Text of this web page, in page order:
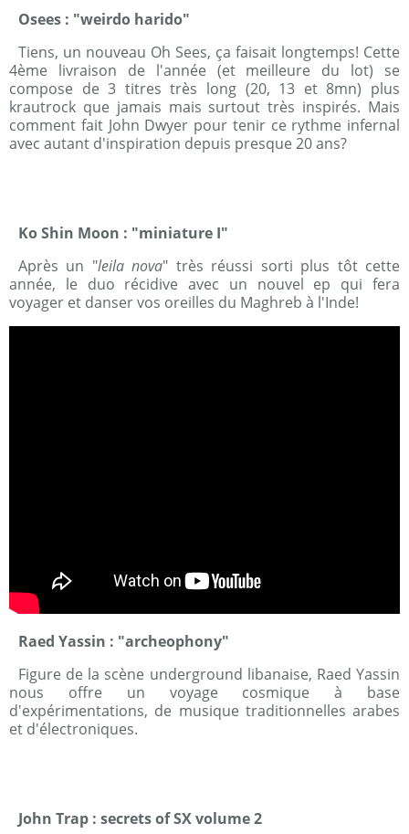
Osees : "weirdo harido"
Tiens, un nouveau Oh Sees, ça faisait longtemps! Cette
4ème livraison de l'année (et meilleure du lot) se
compose de 3 titres très long (20, 13 et 8mn) plus
krautrock que jamais mais surtout très inspirés. Mais
comment fait John Dwyer pour tenir ce rythme infernal
avec autant d'inspiration depuis presque 20 ans?
Ko Shin Moon : "miniature I"
Après un "leila nova" très réussi sorti plus tôt cette
année, le duo récidive avec un nouvel ep qui fera
voyager et danser vos oreilles du Maghreb à l'Inde!
Raed Yassin : "archeophony"
Figure de la scène underground libanaise, Raed Yassin
nous offre un voyage cosmique à base
d'expérimentations, de musique traditionnelles arabes
et d'électroniques.
John Trap : secrets of SX volume 2